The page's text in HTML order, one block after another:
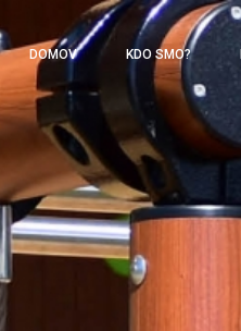
DOMOV KDO SMO?